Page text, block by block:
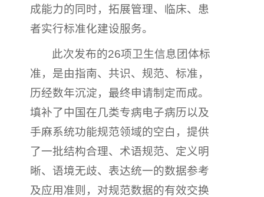
成能力的同时，拓展管理、临床、患
者实行标准化建设服务。
此次发布的26项卫生信息团体标
准，是由指南、共识、规范、标准，
历经数年沉淀，最终申请制定而成。
填补了中国在几类专病电子病历以及
手麻系统功能规范领域的空白，提供
了一批结构合理、术语规范、定义明
晰、语境无歧、表达统一的数据参考
及应用准则，对规范数据的有效交换